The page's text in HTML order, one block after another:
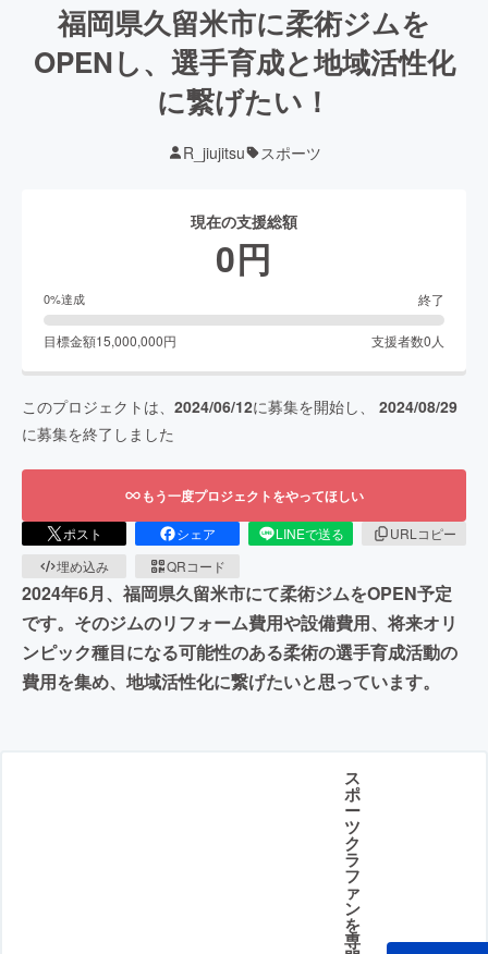
福岡県久留米市に柔術ジムを
OPENし、選手育成と地域活性化
に繋げたい！
R_jiujitsu スポーツ
現在の支援総額
0円
0%達成 終了
目標金額15,000,000円 支援者数0 人
このプロジェクトは、 2024/06/12に募集を開始し、 2024/08/29
に募集を終了しました
もう一度プロジェクトをやってほしい
ポスト シェア LINEで送る
URLコピー
埋め込み
QRコード
2024年6月、福岡県久留米市にて柔術ジムをOPEN予定
です。そのジムのリフォーム費用や設備費用、将来オリ
ンピック種目になる可能性のある柔術の選手育成活動の
費用を集め、地域活性化に繋げたいと思っています。
ス
ポ
ー
ツ
ク
ラ
フ
ァ
ン
を
専